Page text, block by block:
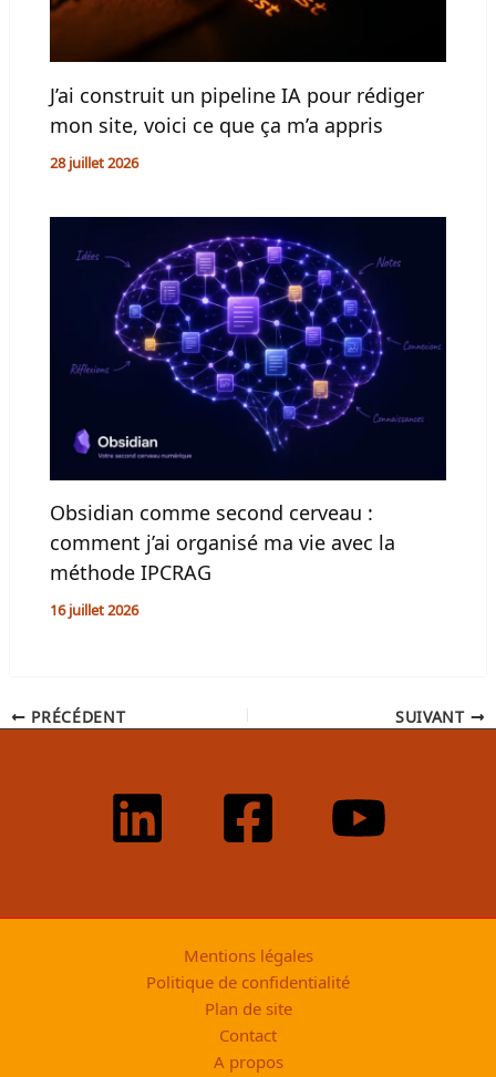
J’ai construit un pipeline IA pour rédiger
mon site, voici ce que ça m’a appris
28 juillet 2026
Obsidian comme second cerveau :
comment j’ai organisé ma vie avec la
méthode IPCRAG
16 juillet 2026
PRÉCÉDENT SUIVANT
Mentions légales
Politique de confidentialité
Plan de site
Contact
A propos